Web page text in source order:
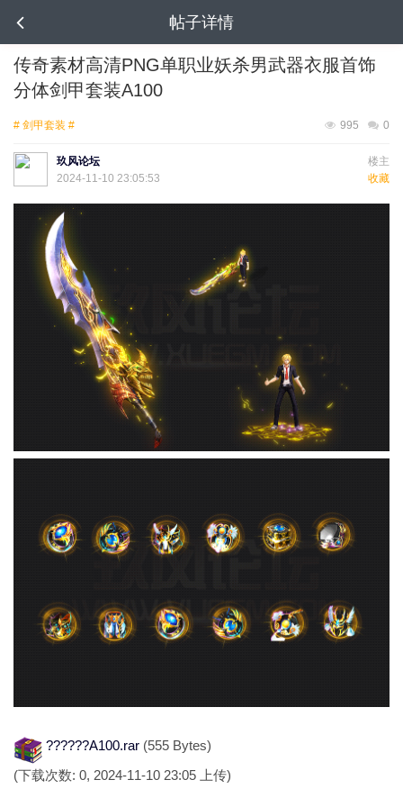
帖子详情
传奇素材高清PNG单职业妖杀男武器衣服首饰
分体剑甲套装A100
# 剑甲套装 # 0
995
楼主
玖风论坛
收藏
2024-11-10 23:05:53
??????A100.rar (555 Bytes)
(下载次数: 0, 2024-11-10 23:05 上传)